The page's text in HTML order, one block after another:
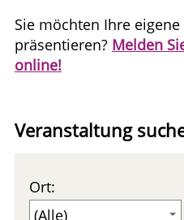
Sie möchten Ihre
präsentieren? Melden
online!
Veranstaltung
Ort: